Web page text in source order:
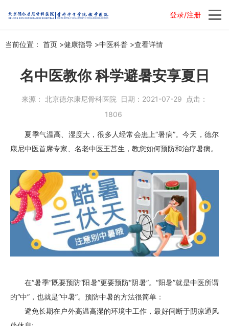
登录/注册
当前位置： 首页 >健康指导 >中医科普 >查看详情
名中医教你 科学避暑安享夏日
来源： 北京德尔康尼骨科医院 日期： 2021-07-29
点击：
1806
夏季气温高、湿度大，很多人经常会患上“暑病”。今天， 德尔
康尼中医首席专家、名老中医王莒生，教您如何预防和治疗暑病。
在“暑季”既要预防“阳暑”更要预防“阴暑”。“阳暑”就是中医所谓
的“中”，也就是“中暑”。预防中暑的方法很简单：
避免长期在户外高温高湿的环境中工作，最好间断于阴凉通风